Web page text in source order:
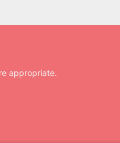
appropriate.